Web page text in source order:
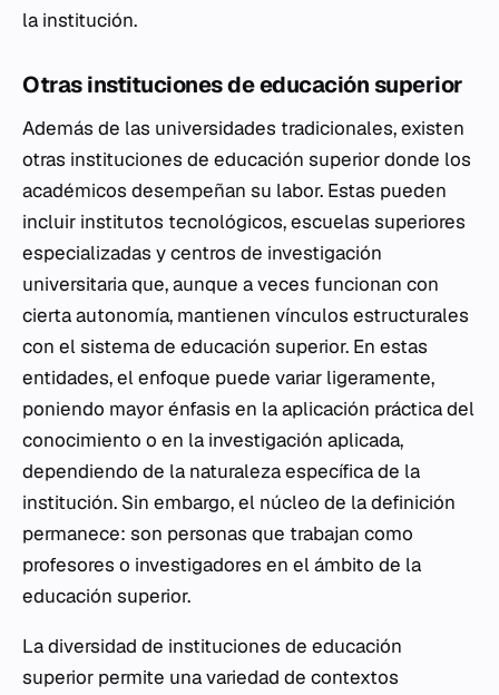
la institución.
Otras instituciones de educación superior
Además de las universidades tradicionales, existen
otras instituciones de educación superior donde los
académicos desempeñan su labor. Estas pueden
incluir institutos tecnológicos, escuelas superiores
especializadas y centros de investigación
universitaria que, aunque a veces funcionan con
cierta autonomía, mantienen vínculos estructurales
con el sistema de educación superior. En estas
entidades, el enfoque puede variar ligeramente,
poniendo mayor énfasis en la aplicación práctica del
conocimiento o en la investigación aplicada,
dependiendo de la naturaleza específica de la
institución. Sin embargo, el núcleo de la definición
permanece: son personas que trabajan como
profesores o investigadores en el ámbito de la
educación superior.
La diversidad de instituciones de educación
superior permite una variedad de contextos